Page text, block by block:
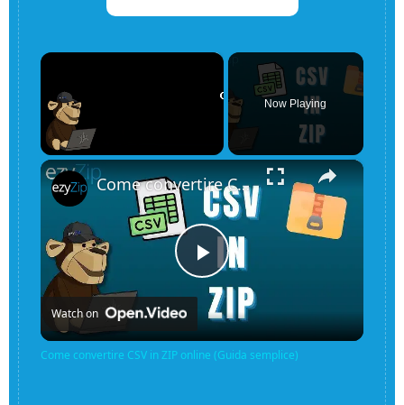
×
Unmute
Now Playing
×
Play
Video
Come convertire CSV in ZIP online (Guida semplice)
Watch on
Come convertire CSV in ZIP online (Guida semplice)